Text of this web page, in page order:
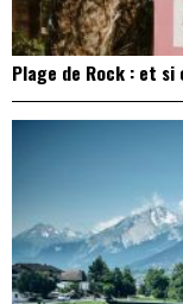
Plage de Rock : et